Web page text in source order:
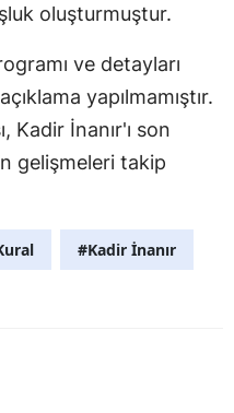
Tekirdağ
Tokat
Trabzon
Tunceli
Uşak
oluşturmuştur.
ve detayları
yapılmamıştır.
Kadir İnanır'ı son
gelişmeleri takip
#Kadir İnanır